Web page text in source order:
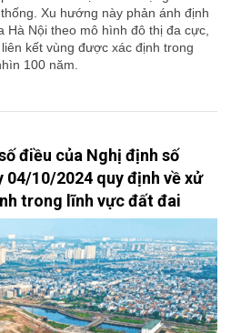
Xu hướng này phản ánh định
Hà Nội theo mô hình đô thị đa cực,
kết vùng được xác định trong
100 năm.
điều của Nghị định số
04/10/2024 quy định về xử
trong lĩnh vực đất đai